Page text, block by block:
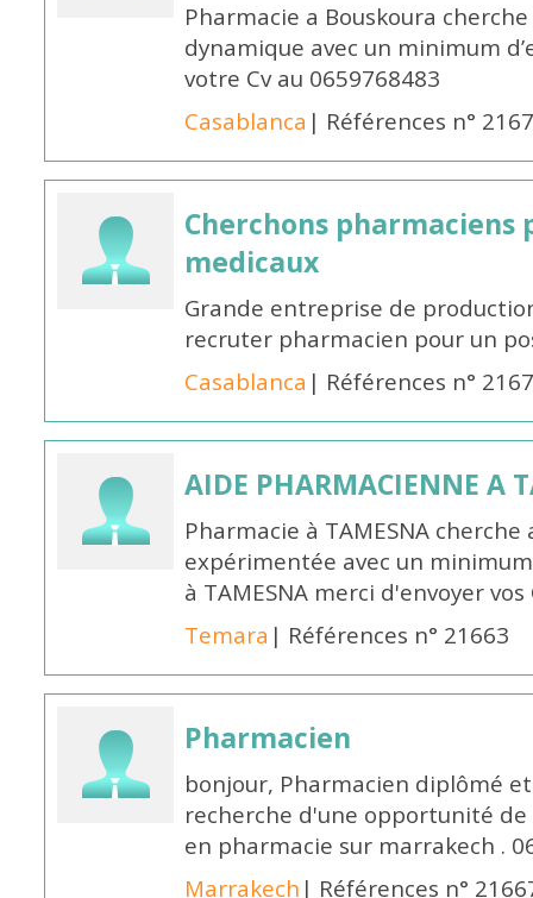
Pharmacie a Bouskoura
dynamique avec un minimum
votre Cv au 0659768483
Casablanca | Références n°
Cherchons
medicaux
Grande entreprise de
recruter pharmacien pour un
Casablanca | Références n°
AIDE PHARMACIENNE A
Pharmacie à TAMESNA
expérimentée avec un
à TAMESNA merci d'envoyer
Temara | Références n° 21663
Pharmacien
bonjour, Pharmacien diplômé
recherche d'une opportunité
en pharmacie sur marrakech .
Marrakech | Références n°